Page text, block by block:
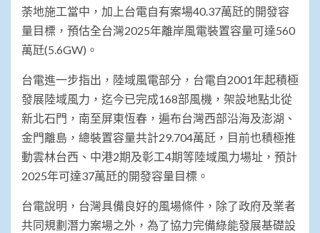
荼地施工當中，加上台電自有案場40.37萬瓩的開發容
量目標，預估全台灣2025年離岸風電裝置容量可達560
萬瓩(5.6GW)。
台電進一步指出，陸域風電部分，台電自2001年起積極
發展陸域風力，迄今已完成168部風機，架設地點北從
新北石門，南至屏東恆春，遍布台灣西部沿海及澎湖、
金門離島，總裝置容量共計29.704萬瓩，目前也積極推
動雲林台西、中港2期及彰工4期等陸域風力場址，預計
2025年可達37萬瓩的開發容量目標。
台電說明，台灣具備良好的風場條件，除了政府及業者
共同規劃潛力案場之外，為了協力完備綠能發展基礎設